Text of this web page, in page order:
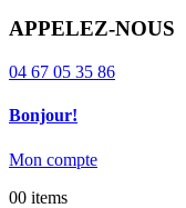
APPELEZ-NOUS
04 67 05 35 86
Bonjour!
Mon compte
00 items